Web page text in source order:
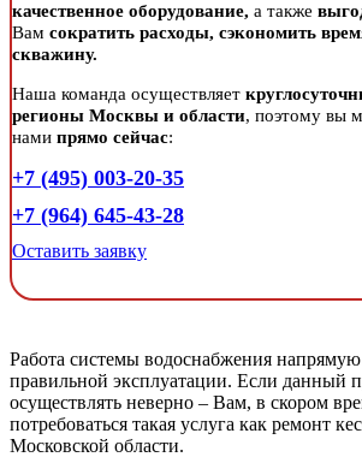
качественное оборудование, а также
Вам сократить расходы, сэкономить
скважину.
Наша команда осуществляет
регионы Москвы и области, поэтому вы
нами прямо сейчас:
+7 (495) 003-20-35
+7 (964) 645-43-28
Оставить заявку
Работа системы водоснабжения напрямую
правильной эксплуатации. Если данный
осуществлять неверно – Вам, в скором
потребоваться такая услуга как ремонт
Московской области.